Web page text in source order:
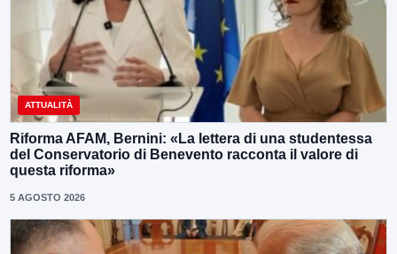
ATTUALITÀ
Riforma AFAM, Bernini: «La lettera di una studentessa
del Conservatorio di Benevento racconta il valore di
questa riforma»
5 AGOSTO 2026